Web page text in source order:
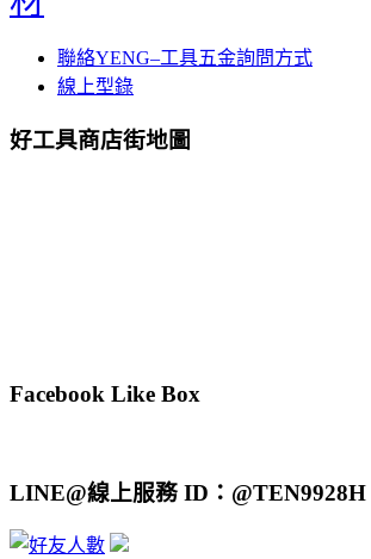
聯絡YENG–工具五金詢問方式
線上型錄
好工具商店街地圖
Facebook Like Box
LINE@線上服務 ID：@TEN9928H